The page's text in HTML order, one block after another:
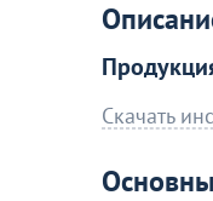
Скачать